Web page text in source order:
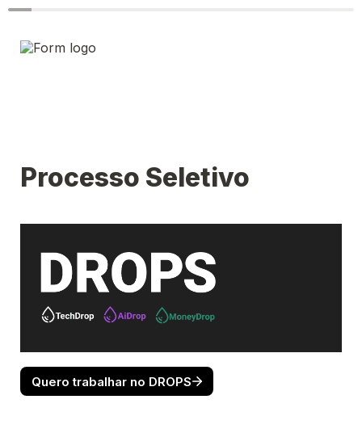
Processo Seletivo
Quero trabalhar no DROPS